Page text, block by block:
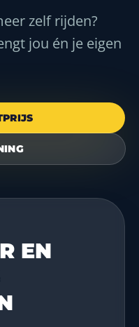
zelf rijden?
jou én je eigen
EN